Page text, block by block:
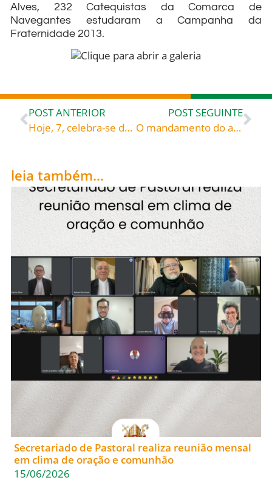
Alves, 232 Catequistas da Comarca de
Navegantes estudaram a Campanha da
Fraternidade 2013.
POST ANTERIOR
Hoje, 7, celebra-se duas santas: Perpétua e Felicidade – Roguem elas pela Igreja, por todos nós!
POST SEGUINTE
O mandamento do amor – Beata Teresa de Calcutá (1910-1997), fundadora das Irmãs Missionárias da Caridade
leia também...
Secretariado de Pastoral realiza reunião mensal
em clima de oração e comunhão
15/06/2026